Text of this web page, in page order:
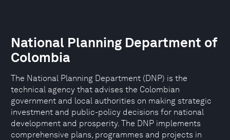
National Planning Department of
Colombia
The National Planning Department (DNP) is the
technical agency that advises the Colombian
government and local authorities on making strategic
investment and public-policy decisions for national
development and prosperity. The DNP implements
comprehensive plans, programmes and projects in